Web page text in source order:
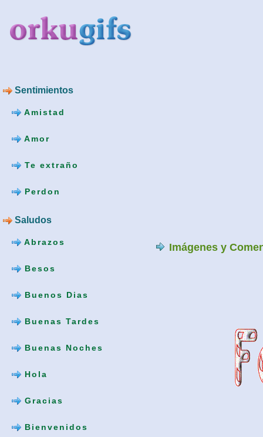
Sentimientos
Amistad
Amor
Te extraño
Perdon
Saludos
Abrazos
Besos
Buenos Dias
Buenas Tardes
Buenas Noches
Hola
Gracias
Bienvenidos
Imágenes y